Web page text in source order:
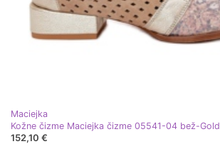
Maciejka
Kožne čizme Maciejka čizme 05541-04 bež-Gold
152,10 €